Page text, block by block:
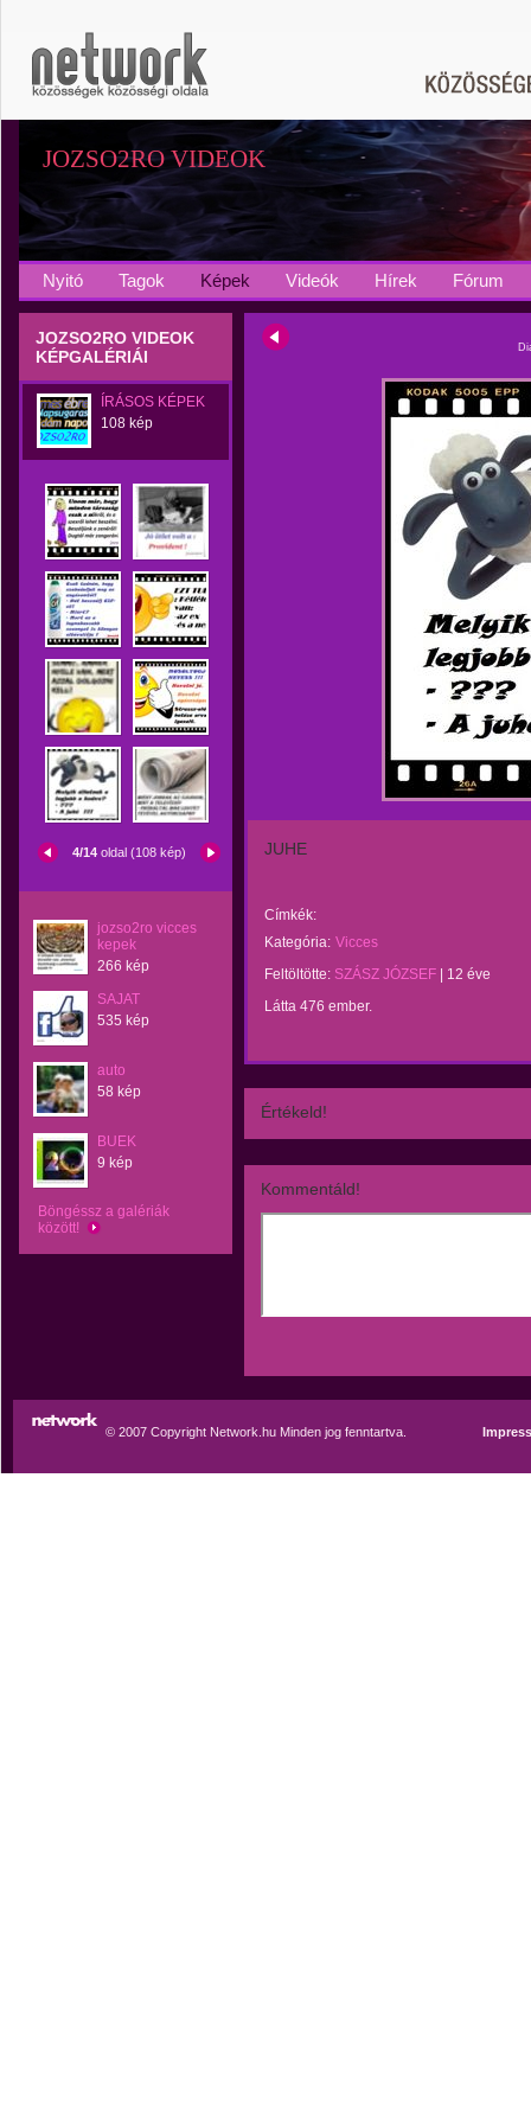
JOZSO2RO VIDEOK
Nyitó Tagok Képek Videók Hírek Fórum
JOZSO2RO VIDEOK
KÉPGALÉRIÁI
ÍRÁSOS KÉPEK
108 kép
4/14 oldal (108 kép)
jozso2ro vicces
kepek
266 kép
SAJAT
535 kép
auto
58 kép
BUEK
9 kép
Böngéssz a galériák
között!
JUHE
Címkék:
Kategória: Vicces
Feltöltötte: SZÁSZ JÓZSEF
12 éve
Látta 476 ember.
Értékeld!
Kommentáld!
© 2007 Copyright Network.hu Minden jog fenntartva.